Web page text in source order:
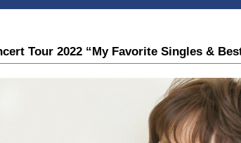
Tour 2022 “My Favorite Singles &